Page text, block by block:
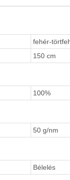
fehér-
150 cm
100%
50 g/nm
Bélelés